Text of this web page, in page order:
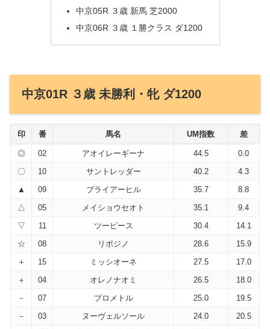
中京05R ３歳 新馬 芝2000
中京06R ３歳 １勝クラス ダ1200
中京01R ３歳 未勝利・牝 ダ1200
印 番 馬名 UM指数 差
◎ 02 アオイレーギーナ 44.5
0.0
〇
10 サントレッダー 40.2
4.3
▲
09 ブライアーヒル 35.7
8.8
△
05 メイショウセオト 35.1
9.4
▽
11 ツーピース 30.4
14.1
☆
08 リポジノ 28.6
15.9
＋
15 ミッシオーネ 27.5
17.0
＋
04 オレノナオミ 26.5
18.0
－
07 プロメトル 25.0
19.5
－
03 ヌーヴェルソール 24.0
20.5